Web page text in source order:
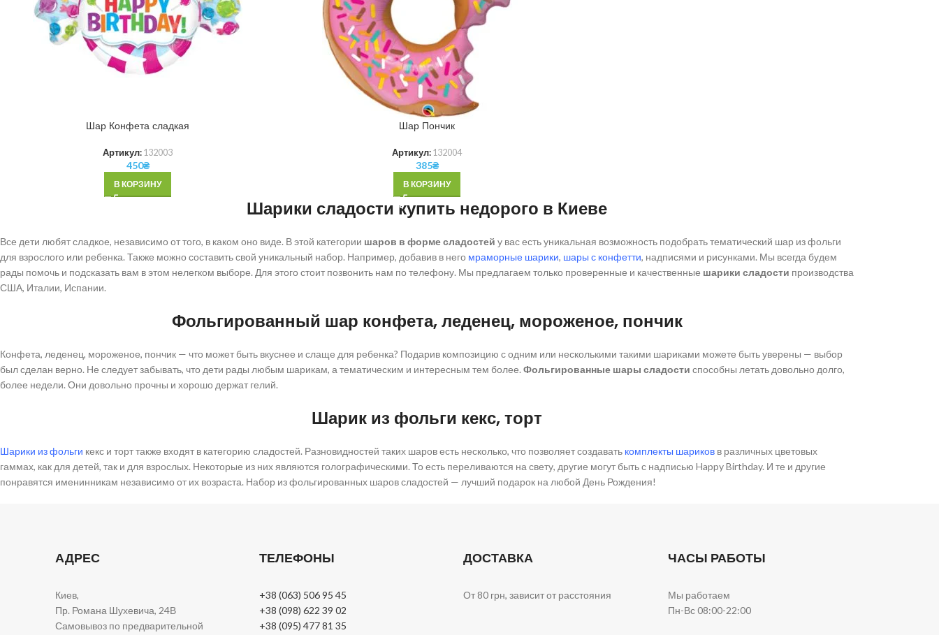
Шар Конфета сладкая
Артикул: 132003
450₴
В КОРЗИНУ
Шар Пончик
Артикул: 132004
385₴
В КОРЗИНУ
Шарики сладости купить недорого в Киеве
Все дети любят сладкое, независимо от того, в каком оно виде. В этой категории шаров в форме сладостей у вас есть уникальная возможность подобрать тематический шар из фольги
для взрослого или ребенка. Также можно составить свой уникальный набор. Например, добавив в него мраморные шарики, шары с конфетти, надписями и рисунками. Мы всегда будем
рады помочь и подсказать вам в этом нелегком выборе. Для этого стоит позвонить нам по телефону. Мы предлагаем только проверенные и качественные шарики сладости производства
США, Италии, Испании.
Фольгированный шар конфета, леденец, мороженое, пончик
Конфета, леденец, мороженое, пончик — что может быть вкуснее и слаще для ребенка? Подарив композицию с одним или несколькими такими шариками можете быть уверены — выбор
был сделан верно. Не следует забывать, что дети рады любым шарикам, а тематическим и интересным тем более. Фольгированные шары сладости способны летать довольно долго,
более недели. Они довольно прочны и хорошо держат гелий.
Шарик из фольги кекс, торт
Шарики из фольги кекс и торт также входят в категорию сладостей. Разновидностей таких шаров есть несколько, что позволяет создавать комплекты шариков в различных цветовых
гаммах, как для детей, так и для взрослых. Некоторые из них являются голографическими. То есть переливаются на свету, другие могут быть с надписью Happy Birthday. И те и другие
понравятся именинникам независимо от их возраста. Набор из фольгированных шаров сладостей — лучший подарок на любой День Рождения!
АДРЕС
Киев,
Пр. Романа Шухевича, 24В
Самовывоз по предварительной
ТЕЛЕФОНЫ
+38 (063) 506 95 45
+38 (098) 622 39 02
+38 (095) 477 81 35
ДОСТАВКА
От 80 грн, зависит от расстояния
ЧАСЫ РАБОТЫ
Мы работаем
Пн-Вс 08:00-22:00